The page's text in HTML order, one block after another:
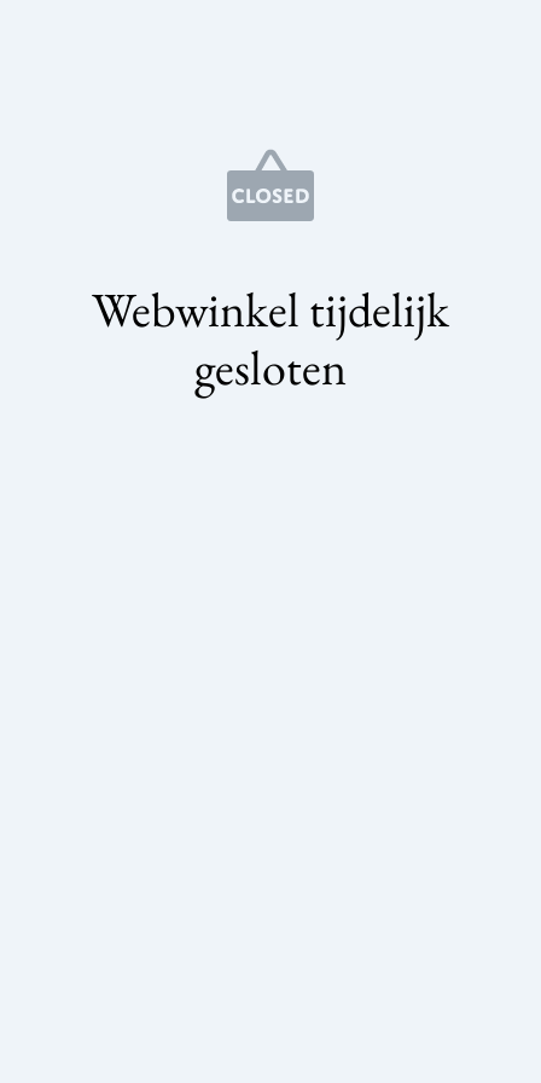
Webwinkel tijdelijk
gesloten